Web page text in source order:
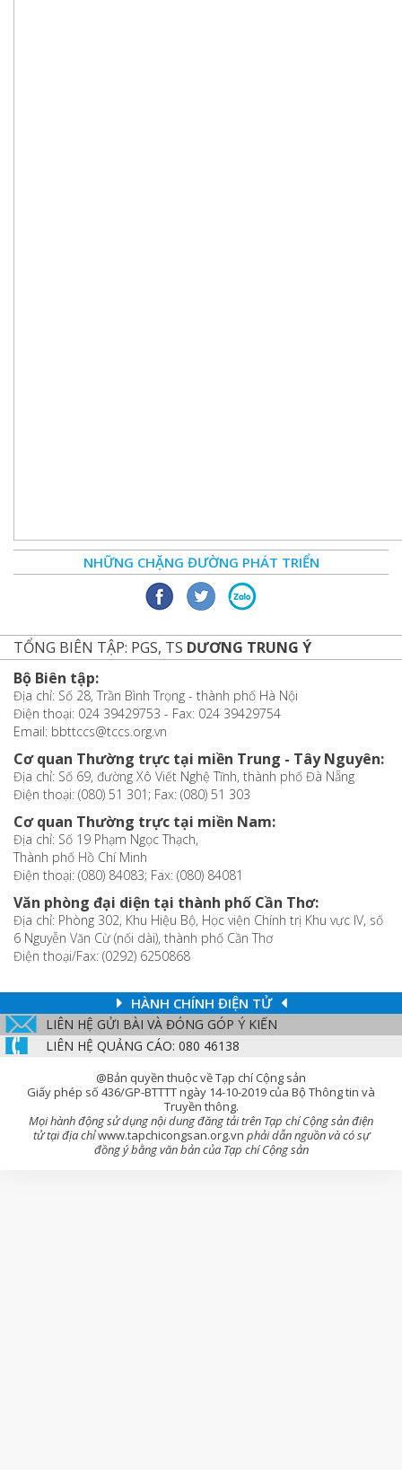
NHỮNG CHẶNG ĐƯỜNG PHÁT TRIỂN
TỔNG BIÊN TẬP: PGS, TS DƯƠNG TRUNG Ý
Bộ Biên tập:
Địa chỉ: Số 28, Trần Bình Trọng - thành phố Hà Nội
Điện thoại: 024 39429753 - Fax: 024 39429754
Email: bbttccs@tccs.org.vn
Cơ quan Thường trực tại miền Trung - Tây Nguyên:
Địa chỉ: Số 69, đường Xô Viết Nghệ Tĩnh, thành phố Đà Nẵng
Điện thoại: (080) 51 301; Fax: (080) 51 303
Cơ quan Thường trực tại miền Nam:
Địa chỉ: Số 19 Phạm Ngọc Thạch,
Thành phố Hồ Chí Minh
Điện thoại: (080) 84083; Fax: (080) 84081
Văn phòng đại diện tại thành phố Cần Thơ:
Địa chỉ: Phòng 302, Khu Hiệu Bộ, Học viện Chính trị Khu vực IV, số
6 Nguyễn Văn Cừ (nối dài), thành phố Cần Thơ
Điện thoại/Fax: (0292) 6250868
HÀNH CHÍNH ĐIỆN TỬ
LIÊN HỆ GỬI BÀI VÀ ĐÓNG GÓP Ý KIẾN
LIÊN HỆ QUẢNG CÁO: 080 46138
@Bản quyền thuộc về Tạp chí Cộng sản
Giấy phép số 436/GP-BTTTT ngày 14-10-2019 của Bộ Thông tin và
Truyền thông.
Mọi hành động sử dụng nội dung đăng tải trên Tạp chí Cộng sản điện
tử tại địa chỉwww.tapchicongsan.org.vn phải dẫn nguồn và có sự
đồng ý bằng văn bản của Tạp chí Cộng sản